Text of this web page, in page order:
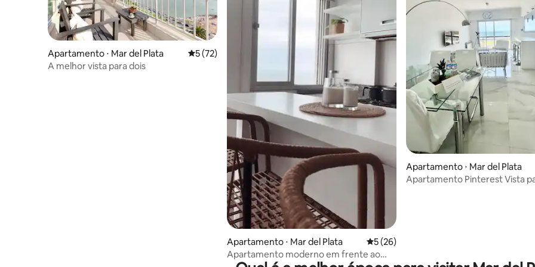
Apartamento ⋅ Mar del Plata 5 de uma avaliação média de 5, 72 avaliações
5 (72)
A melhor vista para dois
Apartamento ⋅ Mar del Plata 5 de uma avaliação média de 5, 26
5 (26)
Apartamento moderno em frente ao
Apartamento ⋅ Mar del Plata
Apartamento Pinterest Vista